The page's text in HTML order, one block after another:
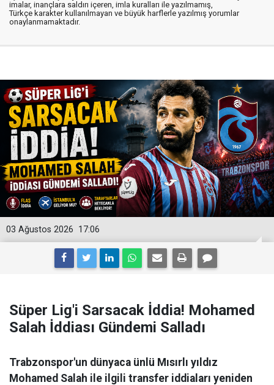
imalar, inançlara saldırı içeren, imla kuralları ile yazılmamış,
Türkçe karakter kullanılmayan ve büyük harflerle yazılmış yorumlar
onaylanmamaktadır.
17:06
03 Ağustos 2026
Süper Lig'i Sarsacak İddia! Mohamed
Salah İddiası Gündemi Salladı
Trabzonspor'un dünyaca ünlü Mısırlı yıldız
Mohamed Salah ile ilgili transfer iddiaları yeniden